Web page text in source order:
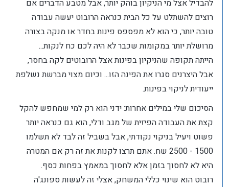
להבדיל אצל מי הניקיון בוהק יותר, אבל מטבע הדברים אם
רוצים להשתלט על כל הבית כנראה הרובוט יעשה עבודה
טובה יותר, כי הוא לא מפספס פינות בחדר או מנקה בצורה
מרושלת יותר במקומות שכבר לא היה לכם כח לנקות...
הייתה תקופה שהניקיון בפינות אצל הרובוטים לקה בחסר,
אבל היצרנים סגרו את הפינה הזו... וכיום מצוי מברשת נשלפת
ייעודית לניקוי בפינות.
הסיכום שלי במילים אחרות: ידני הוא רק למי שמחפש להקל
קצת את העבודה הפיזית של מגב ודלי, הוא גם כנראה יותר
פשוט ויעיל בניקוי נקודתי, אבל בשביל זה לבד לא תשלמו
1500 - 2500 שח. אתם תרצו לקנות את זה רק אם המטרה
היא לא לחסוך בזמן אלא לחסוך במאמץ בפחות כסף.
רובוט הוא שינוי כללי המשחק, אצלי זה לעשות ספונג'ה